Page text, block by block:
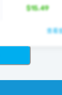
$15.49
查看